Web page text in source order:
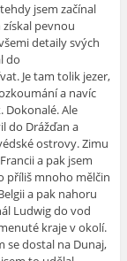
jsem začínal
pevnou
detaily svých
do
Je tam tolik jezer,
a navíc
Dokonalé. Ale
do Drážďan a
ostrovy. Zimu
a pak jsem
příliš mnoho mělčin
a pak nahoru
Ludwig do vod
kraje v okolí.
se dostal na Dunaj,